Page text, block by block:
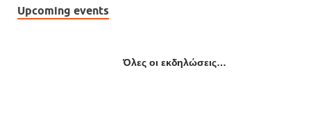
Upcoming events
Όλες οι εκδηλώσεις…